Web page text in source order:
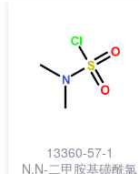
13360-57-1
N,N-二甲胺基磺酰氯